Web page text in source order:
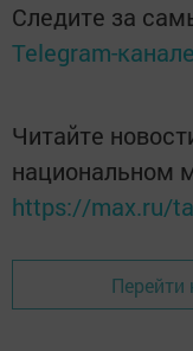
Следите за
Telegram-канале
Читайте
национальном
https://max.ru/
Перейти